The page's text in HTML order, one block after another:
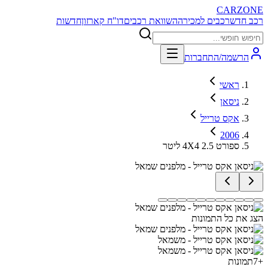
CARZONE
רכב חדשרכבים למכירההשוואת רכביםדו"ח קארזוןחדשות
הרשמה/התחברות
ראשי
ניסאן
אקס טרייל
2006
ספורט 4X4 2.5 ליטר
הצג את כל התמונות
+
7תמונות